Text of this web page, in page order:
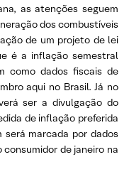
as atenções seguem
dos combustíveis
de um projeto de lei
é a inflação semestral
como dados fiscais de
aqui no Brasil. Já no
ser a divulgação do
de inflação preferida
será marcada por dados
de janeiro na